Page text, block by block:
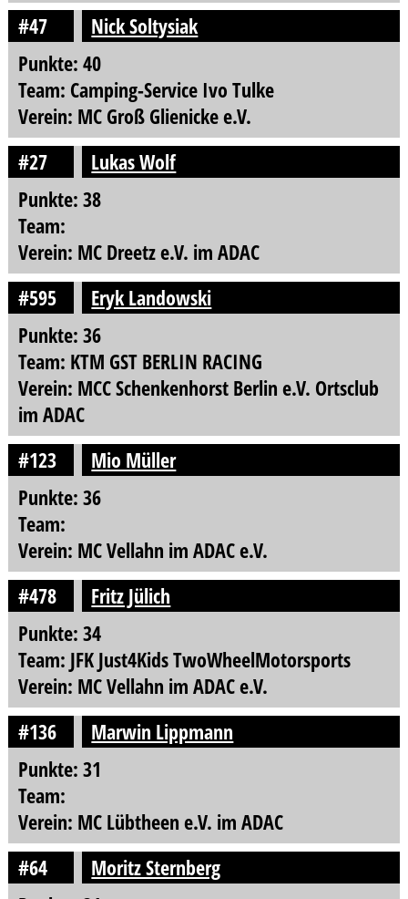
#47
Nick Soltysiak
Punkte: 40
Team: Camping-Service Ivo Tulke
Verein: MC Groß Glienicke e.V.
#27
Lukas Wolf
Punkte: 38
Team:
Verein: MC Dreetz e.V. im ADAC
#595
Eryk Landowski
Punkte: 36
Team: KTM GST BERLIN RACING
Verein: MCC Schenkenhorst Berlin e.V. Ortsclub
im ADAC
#123
Mio Müller
Punkte: 36
Team:
Verein: MC Vellahn im ADAC e.V.
#478
Fritz Jülich
Punkte: 34
Team: JFK Just4Kids TwoWheelMotorsports
Verein: MC Vellahn im ADAC e.V.
#136
Marwin Lippmann
Punkte: 31
Team:
Verein: MC Lübtheen e.V. im ADAC
#64
Moritz Sternberg